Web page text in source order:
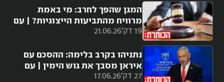
19 דק' 21.06.26
המגן שהפך לחרב: מי באמת
מרוויח מהתביעות הייצוגיות? | עם
אביר קארה
27 דק' 17.06.26
נתניהו בקרב בלימה: ההסכם עם
איראן מסבך את גוש הימין | עם
מורן אזולאי